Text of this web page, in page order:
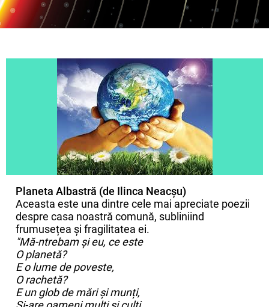
Planeta Albastră (de Ilinca Neacșu)
Aceasta este una dintre cele mai apreciate poezii
despre casa noastră comună, subliniind
frumusețea și fragilitatea ei.
"Mă-ntrebam și eu, ce este
O planetă?
E o lume de poveste,
O rachetă?
E un glob de mări și munți,